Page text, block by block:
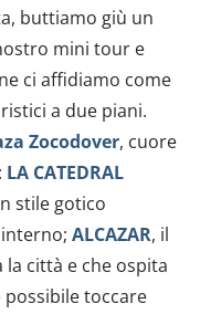
buttiamo giù un
mini tour e
ci affidiamo come
a due piani.
Zocodover, cuore
LA CATEDRAL
stile gotico
ALCAZAR, il
città e che ospita
possibile toccare